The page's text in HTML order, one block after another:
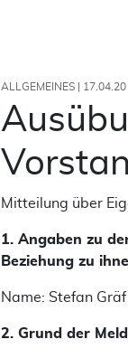
ALLGEMEINES | 17.04.20
Mitteilung über
1. Angaben zu
Beziehung zu
Name: Stefan Gräf
2. Grund der